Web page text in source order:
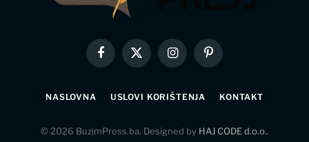
Facebook
X
InstagramPinterest
NASLOVNA USLOVI KORIŠTENJA KONTAKT
© 2026 BuzimPress.ba. Designed by HAJ CODE d.o.o..